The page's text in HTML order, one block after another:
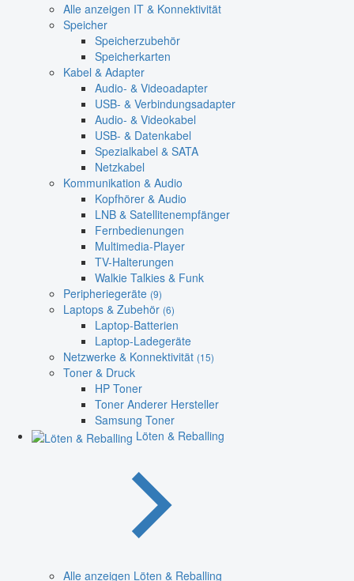
Alle anzeigen IT & Konnektivität
Speicher
Speicherzubehör
Speicherkarten
Kabel & Adapter
Audio- & Videoadapter
USB- & Verbindungsadapter
Audio- & Videokabel
USB- & Datenkabel
Spezialkabel & SATA
Netzkabel
Kommunikation & Audio
Kopfhörer & Audio
LNB & Satellitenempfänger
Fernbedienungen
Multimedia-Player
TV-Halterungen
Walkie Talkies & Funk
Peripheriegeräte (9)
Laptops & Zubehör (6)
Laptop-Batterien
Laptop-Ladegeräte
Netzwerke & Konnektivität (15)
Toner & Druck
HP Toner
Toner Anderer Hersteller
Samsung Toner
Löten & Reballing
Alle anzeigen Löten & Reballing